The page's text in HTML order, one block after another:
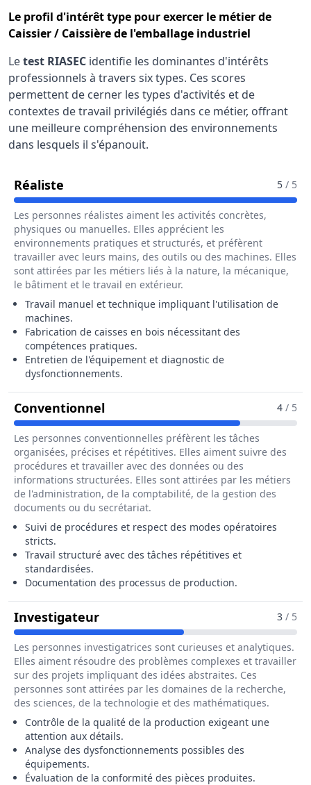
Le profil d'intérêt type pour exercer le métier de
Caissier / Caissière de l'emballage industriel
Letest RIASEC identifie les dominantes d'intérêts
professionnels à travers six types. Ces scores
permettent de cerner les types d'activités et de
contextes de travail privilégiés dans ce métier, offrant
une meilleure compréhension des environnements
dans lesquels il s'épanouit.
Réaliste Pour Le Métier De Caissier / Caissière
5 / 5
Les personnes réalistes aiment les activités concrètes,
physiques ou manuelles. Elles apprécient les
environnements pratiques et structurés, et préfèrent
travailler avec leurs mains, des outils ou des machines. Elles
sont attirées par les métiers liés à la nature, la mécanique,
le bâtiment et le travail en extérieur.
Travail manuel et technique impliquant l'utilisation de
machines.
Fabrication de caisses en bois nécessitant des
compétences pratiques.
Entretien de l'équipement et diagnostic de
dysfonctionnements.
ConventionnelPour Le Métier De Caissier /4 / 5
Les personnes conventionnelles préfèrent les tâches
organisées, précises et répétitives. Elles aiment suivre des
procédures et travailler avec des données ou des
informations structurées. Elles sont attirées par les métiers
de l'administration, de la comptabilité, de la gestion des
documents ou du secrétariat.
Suivi de procédures et respect des modes opératoires
stricts.
Travail structuré avec des tâches répétitives et
standardisées.
Documentation des processus de production.
InvestigateurPour Le Métier De Caissier / 3 / 5
Les personnes investigatrices sont curieuses et analytiques.
Elles aiment résoudre des problèmes complexes et travailler
sur des projets impliquant des idées abstraites. Ces
personnes sont attirées par les domaines de la recherche,
des sciences, de la technologie et des mathématiques.
Contrôle de la qualité de la production exigeant une
attention aux détails.
Analyse des dysfonctionnements possibles des
équipements.
Évaluation de la conformité des pièces produites.